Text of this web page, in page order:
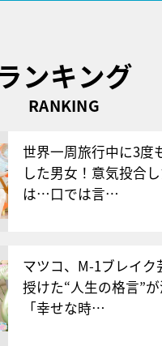
ンキング
RANKING
世界一周旅行中に3度
した男女！意気投合
は…口では言…
マツコ、M-1ブレイク
授けた“人生の格言”
「幸せな時…